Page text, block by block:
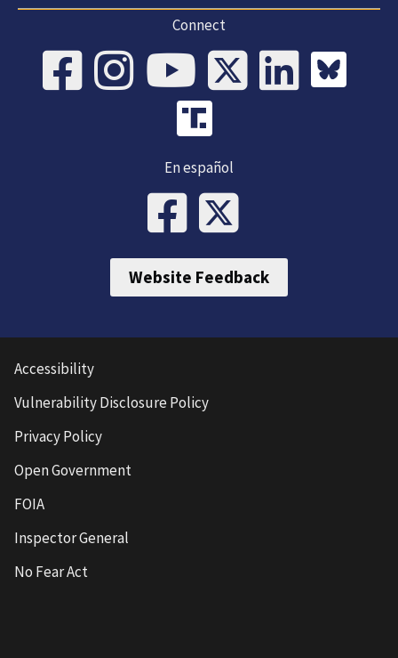
Connect
En español
Website Feedback
Accessibility
Vulnerability Disclosure Policy
Privacy Policy
Open Government
FOIA
Inspector General
No Fear Act